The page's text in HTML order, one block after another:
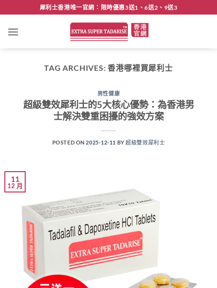
content
犀利士香港唯一官網：限時優惠3送1、6送2、9送3
TAG ARCHIVES:香港哪裡買犀利士
男性健康
超級雙效犀利士的5大核心優勢：為香港男
士解決雙重困擾的強效方案
POSTED ON2025-12-11 BY超級雙效犀利士
11
12 月